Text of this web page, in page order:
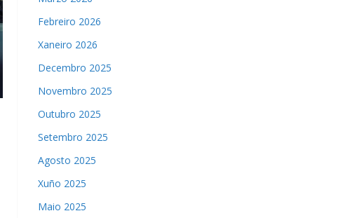
Febreiro 2026
Xaneiro 2026
Decembro 2025
Novembro 2025
Outubro 2025
Setembro 2025
Agosto 2025
Xuño 2025
Maio 2025